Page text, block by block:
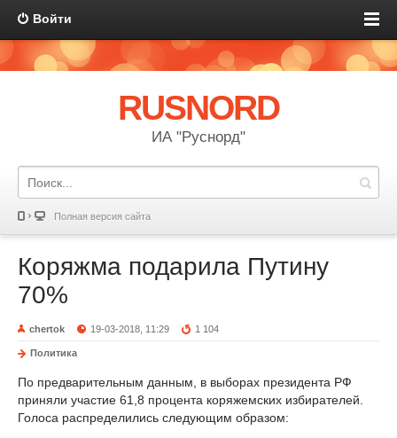
Войти
RUSNORD
ИА "Руснорд"
Полная версия сайта
Коряжма подарила Путину
70%
chertok 19-03-2018, 11:29 1 104
Политика
По предварительным данным, в выборах президента РФ
приняли участие 61,8 процента коряжемских избирателей.
Голоса распределились следующим образом: